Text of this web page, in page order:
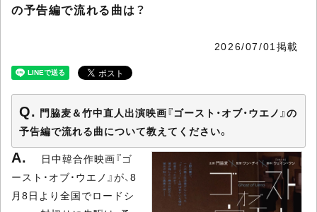
の予告編で流れる曲は？
2026/07/01掲載
門脇麦＆竹中直人出演映画『ゴースト・オブ・ウエノ』の
予告編で流れる曲について教えてください。
日中韓合作映画『ゴ
ースト・オブ・ウエノ』が、8
月8日より全国でロードシ